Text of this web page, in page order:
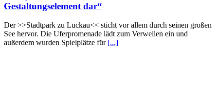
Gestaltungselement dar“
Der >>Stadtpark zu Luckau<< sticht vor allem durch seinen großen
See hervor. Die Uferpromenade lädt zum Verweilen ein und
außerdem wurden Spielplätze für [...]